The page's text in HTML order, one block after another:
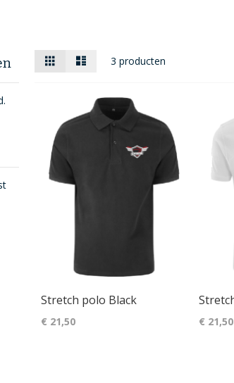
Tonen
als
Foto-
tabel 3 producten
Stretch polo Black
€ 21,50 € 21,50